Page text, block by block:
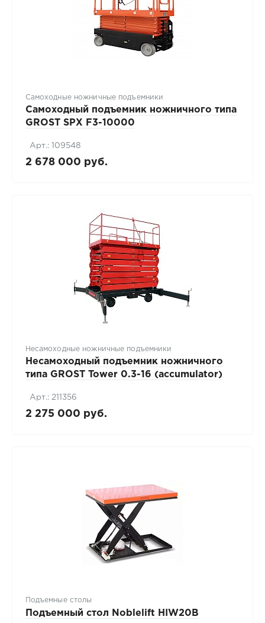
Самоходные ножничные подъемники
Самоходный подъемник ножничного типа
GROST SPX F3-10000
Арт.: 109548
2 678 000 руб.
Несамоходные ножничные подъемники
Несамоходный подъемник ножничного
типа GROST Tower 0.3-16 (accumulator)
Арт.: 211356
2 275 000 руб.
Подъемные столы
Подъемный стол Noblelift HIW20B